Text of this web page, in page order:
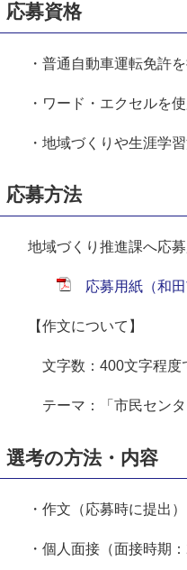
応募資格
・普通自動車運転免許
・ワード・エクセルを
・地域づくりや生涯学
応募方法
地域づくり推進課へ応
応募用紙（和
【作文について】
文字数：400文字程度
テーマ：「市民センタ
選考の方法・内容
・作文（応募時に提出）
・個人面接（面接時期